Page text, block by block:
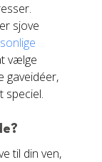
sjove
vælge
gaveidéer,
speciel.
til din ven,